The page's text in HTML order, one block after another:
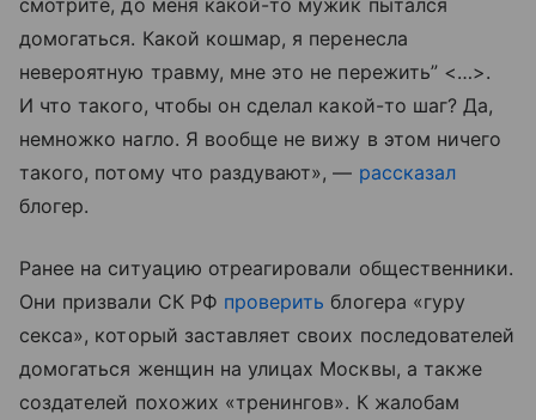
смотрите, до меня какой-то мужик пытался
домогаться. Какой кошмар, я перенесла
невероятную травму, мне это не пережить” <…>.
И что такого, чтобы он сделал какой-то шаг? Да,
немножко нагло. Я вообще не вижу в этом ничего
такого, потому что раздувают», — рассказал
блогер.
Ранее на ситуацию отреагировали общественники.
Они призвали СК РФ проверить блогера «гуру
секса», который заставляет своих последователей
домогаться женщин на улицах Москвы, а также
создателей похожих «тренингов». К жалобам